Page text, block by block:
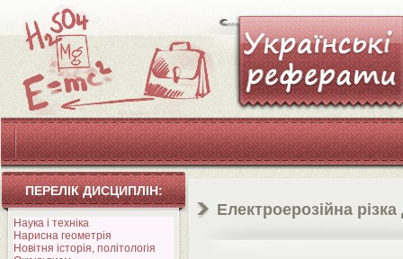
ПЕРЕЛІК ДИСЦИПЛІН:
Наука і техніка
Нарисна геометрія
Новітня історія, політологія
Електроерозійна